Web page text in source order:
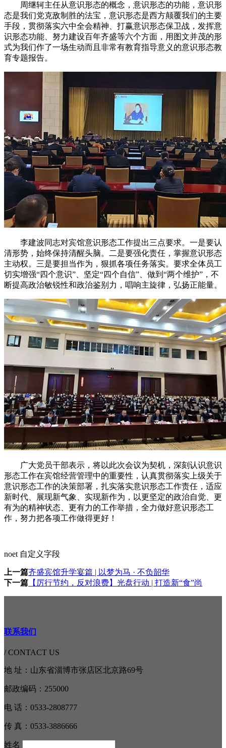
周继轲主任从意识形态的概念，意识形态的功能，意识形
态是我们党克敌制胜的法宝，意识形态是西方颠覆我们的主要
手段，贯彻落实六中全会精神、打赢意识形态保卫战，发挥意
识形态功能、努力建设百年齐盛等六个方面，用图文并茂的形
式为我们作了一场生动而且非常有教育指导意义的意识形态教
育专题报告。
李建波同志对宾馆意识形态工作提出三点要求。一是要认
清形势，始终保持清醒头脑。二是要强化责任，掌握意识形态
主动权。三是要担当作为，狠抓各项任务落实。要求全体员工
切实增强“四个意识”、坚定“四个自信”、做到“两个维护”，不
断提高政治敏锐性和政治鉴别力，唱响主旋律，弘扬正能量。
广大党员干部表示，将以此次会议为契机，深刻认识意识
形态工作在宾馆经营管理中的重要性，认真贯彻落实上级关于
意识形态工作的决策部署，扎实落实意识形态工作责任，适应
新时代、展现新气象、实现新作为，以更坚定的政治自觉、更
有为的精神状态、更有力的工作举措，全力做好意识形态工
作，努力把各项工作做得更好！
noet 自定义字段
上一篇齐盛宾馆升学宴篇 | 以梦为马 · 不负韶华
下一篇 【厉行节约，反对浪费】光盘行动 | 打造新“食”尚
联系我们
/ CONTACT US
地 址：山东省淄博市张店区北京路69号
邮政编码：255000
电 话：0533-2808777
传 真：0533-3886666
姓名